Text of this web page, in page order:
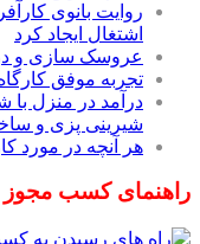
اشتغال ایجاد کرد
عروسک سازی و
تجربه موفق
درآمد در منزل با
شیرینی پزی و
هر آنچه در مورد
راهنمای کسب مجوز